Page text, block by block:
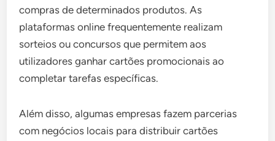
compras de determinados produtos. As
plataformas online frequentemente realizam
sorteios ou concursos que permitem aos
utilizadores ganhar cartões promocionais ao
completar tarefas específicas.
Além disso, algumas empresas fazem parcerias
com negócios locais para distribuir cartões